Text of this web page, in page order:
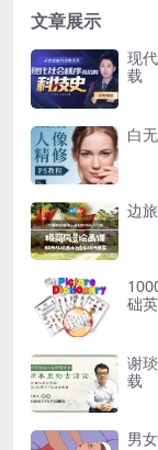
文章展示
现
载
白
边
础
谢
载
男